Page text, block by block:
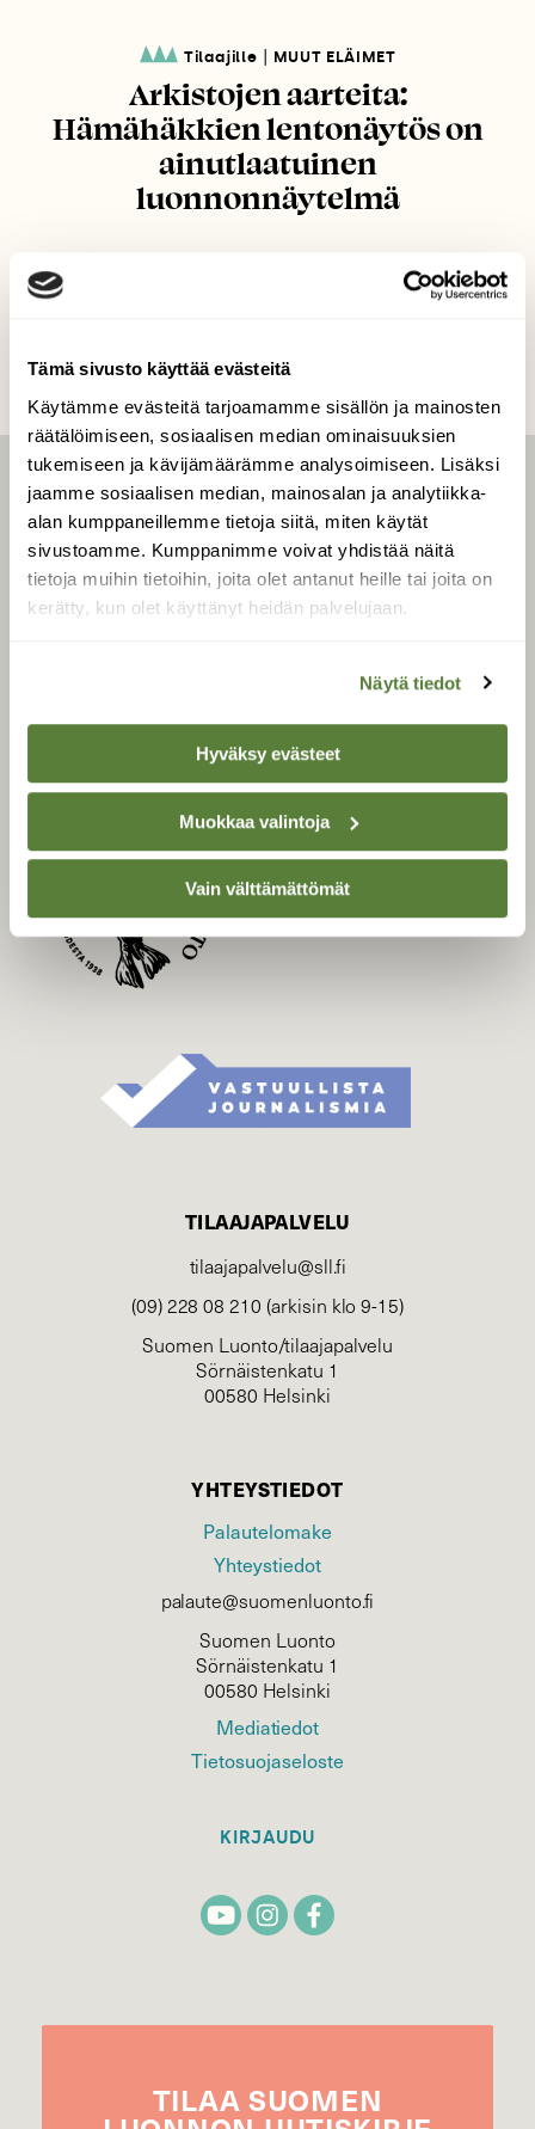
Tämä sivusto käyttää evästeitä
Käytämme evästeitä tarjoamamme sisällön ja mainosten
räätälöimiseen, sosiaalisen median ominaisuuksien
tukemiseen ja kävijämäärämme analysoimiseen. Lisäksi
jaamme sosiaalisen median, mainosalan ja analytiikka-
alan kumppaneillemme tietoja siitä, miten käytät
sivustoamme. Kumppanimme voivat yhdistää näitä
tietoja muihin tietoihin, joita olet antanut heille tai joita on
kerätty, kun olet käyttänyt heidän palvelujaan.
Näytä tiedot
Hyväksy evästeet
Muokkaa valintoja
Vain välttämättömät
Tilaajille MUUT ELÄIMET
Arkistojen aarteita:
Hämähäkkien lentonäytös on
ainutlaatuinen
luonnonnäytelmä
LEHTI
Uusin lehti
Tilaa Suomen Luonto
Tilaa digilukuoikeus
Tilaa uutiskirje
SUOMEN LUONNON­
SUOJELU­LIITTO
Suomen Luonto -lehden
kustantaja on
TILAAJAPALVELU
tilaajapalvelu@sll.fi
(09) 228 08 210 (arkisin klo 9-15)
Suomen Luonto/tilaajapalvelu
Sörnäistenkatu 1
00580 Helsinki
YHTEYSTIEDOT
Palautelomake
Yhteystiedot
palaute@suomenluonto.fi
Suomen Luonto
Sörnäistenkatu 1
00580 Helsinki
Mediatiedot
Tietosuojaseloste
KIRJAUDU
TILAA SUOMEN